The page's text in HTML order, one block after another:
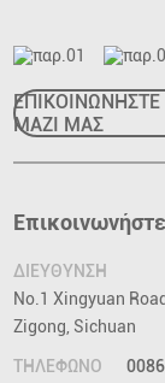
ΕΠΙΚΟΙΝΩΝΗΣΤΕ
ΜΑΖΙ ΜΑΣ
ΔΙΕΥΘΥΝΣΗ
No.1 Xingyuan
Zigong, Sichuan
ΤΗΛΕΦΩΝΟ